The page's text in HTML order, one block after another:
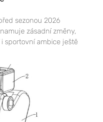
sezonou 2026
zásadní změny,
sportovní ambice ještě